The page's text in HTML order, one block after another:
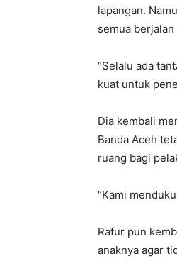
lapangan.
semua
“Selalu ada
kuat untuk
Dia kembali
Banda Aceh
ruang bagi
“Kami
Rafur pun
anaknya agar